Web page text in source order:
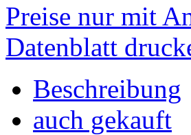
Preise nur mit
Datenblatt
Beschreibung
auch gekauft